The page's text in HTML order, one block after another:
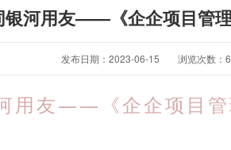
银河用友——《企企项目管
发布日期：2023-06-15 浏览次数：
用友——《企企项目管